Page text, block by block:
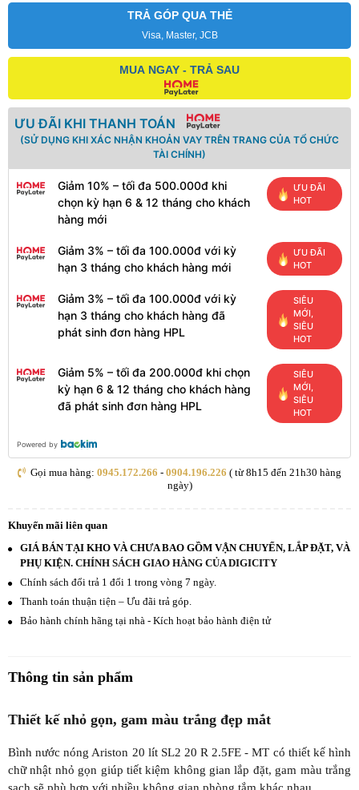
TRẢ GÓP QUA THẺ
Visa, Master, JCB
MUA NGAY - TRẢ SAU
ƯU ĐÃI KHI THANH TOÁN
(SỬ DỤNG KHI XÁC NHẬN KHOẢN VAY TRÊN TRANG CỦA TỔ CHỨC
TÀI CHÍNH)
Giảm 10% – tối đa 500.000đ khi
chọn kỳ hạn 6 & 12 tháng cho khách
hàng mới
ƯU ĐÃI
HOT
Giảm 3% – tối đa 100.000đ với kỳ
hạn 3 tháng cho khách hàng mới
ƯU ĐÃI
HOT
Giảm 3% – tối đa 100.000đ với kỳ
hạn 3 tháng cho khách hàng đã
phát sinh đơn hàng HPL
SIÊU
MỚI,
SIÊU
HOT
Giảm 5% – tối đa 200.000đ khi chọn
kỳ hạn 6 & 12 tháng cho khách hàng
đã phát sinh đơn hàng HPL
SIÊU
MỚI,
SIÊU
HOT
Powered by
Gọi mua hàng: 0945.172.266 - 0904.196.226 ( từ 8h15 đến 21h30 hàng
ngày)
Khuyến mãi liên quan
GIÁ BÁN TẠI KHO VÀ CHƯA BAO GỒM VẬN CHUYỂN, LẮP ĐẶT, VÀ
PHỤ KIỆN. CHÍNH SÁCH GIAO HÀNG CỦA DIGICITY
Chính sách đổi trả 1 đổi 1 trong vòng 7 ngày.
Thanh toán thuận tiện – Ưu đãi trả góp.
Bảo hành chính hãng tại nhà - Kích hoạt bảo hành điện tử
Thông tin sản phẩm
Thiết kế nhỏ gọn, gam màu trắng đẹp mắt
Bình nước nóng Ariston 20 lít SL2 20 R 2.5FE - MT có thiết kế hình
chữ nhật nhỏ gọn giúp tiết kiệm không gian lắp đặt, gam màu trắng